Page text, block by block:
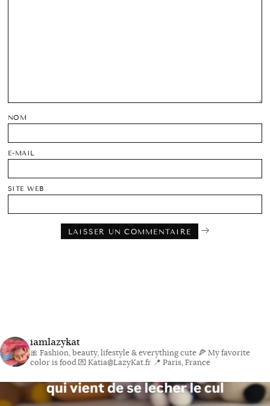
NOM
E-MAIL
SITE WEB
iamlazykat
🎀 Fashion, beauty, lifestyle & everything cute 🍕 My favorite
color is food💌 Katia@LazyKat.fr 📍 Paris, France